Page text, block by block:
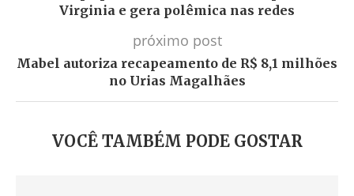
Virginia e gera polêmica nas redes
próximo post
Mabel autoriza recapeamento de R$ 8,1 milhões
no Urias Magalhães
VOCÊ TAMBÉM PODE GOSTAR